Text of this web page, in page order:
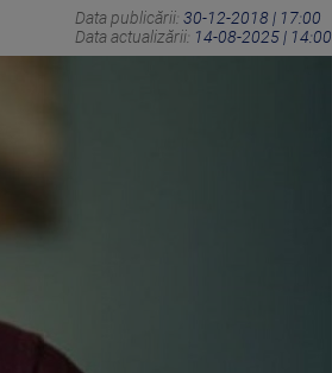
Data publicării: 30-12-2018 | 17:00
Data actualizării: 14-08-2025 | 14:00